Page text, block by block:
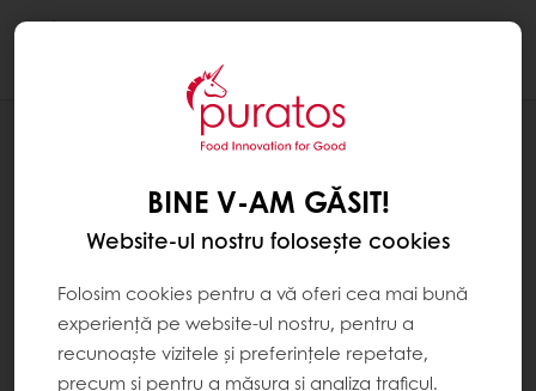
GENERATIA-URMATOARE
OAMENII PURATOS
BINE V-AM GĂSIT!
Website-ul nostru folosește cookies
Folosim cookies pentru a vă oferi cea mai bună
experiență pe website-ul nostru, pentru a
recunoaște vizitele și preferințele repetate,
precum și pentru a măsura și analiza traficul.